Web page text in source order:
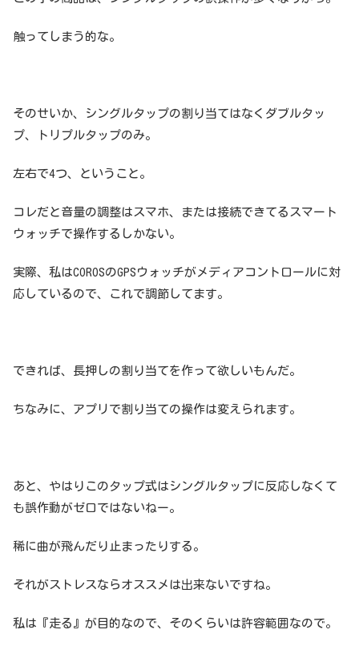
触ってしまう的な。
そのせいか、シングルタップの割り当てはなくダブルタッ
プ、トリプルタップのみ。
左右で4つ、ということ。
コレだと音量の調整はスマホ、または接続できてるスマート
ウォッチで操作するしかない。
実際、私はCOROSのGPSウォッチがメディアコントロールに対
応しているので、これで調節してます。
できれば、長押しの割り当てを作って欲しいもんだ。
ちなみに、アプリで割り当ての操作は変えられます。
あと、やはりこのタップ式はシングルタップに反応しなくて
も誤作動がゼロではないねー。
稀に曲が飛んだり止まったりする。
それがストレスならオススメは出来ないですね。
私は『走る』が目的なので、そのくらいは許容範囲なので。